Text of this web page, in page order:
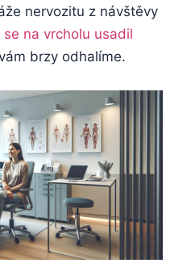
nervozitu z návštěvy
se ⁣na vrcholu ‍usadil
‍brzy odhalíme.